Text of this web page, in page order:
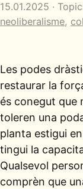
15.01.2025 ·
neoliberalisme,
Les podes
restaurar la
és conegut que
toleren una
planta estigui
tingui la
Qualsevol
comprèn que